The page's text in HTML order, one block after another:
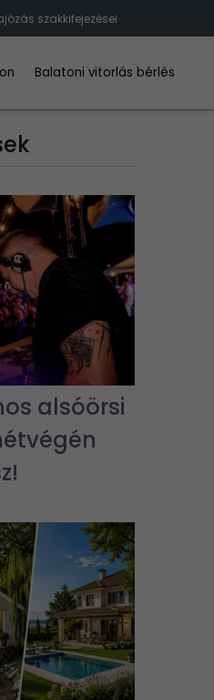
szakkifejezései
Balatoni vitorlás bérlés
alsóörsi